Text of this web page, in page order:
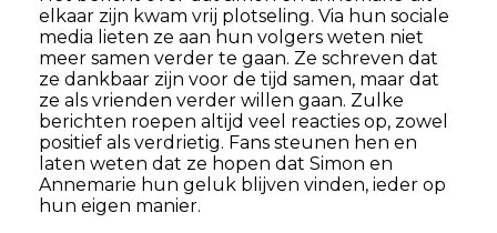
elkaar zijn kwam vrij plotseling. Via hun sociale
media lieten ze aan hun volgers weten niet
meer samen verder te gaan. Ze schreven dat
ze dankbaar zijn voor de tijd samen, maar dat
ze als vrienden verder willen gaan. Zulke
berichten roepen altijd veel reacties op, zowel
positief als verdrietig. Fans steunen hen en
laten weten dat ze hopen dat Simon en
Annemarie hun geluk blijven vinden, ieder op
hun eigen manier.